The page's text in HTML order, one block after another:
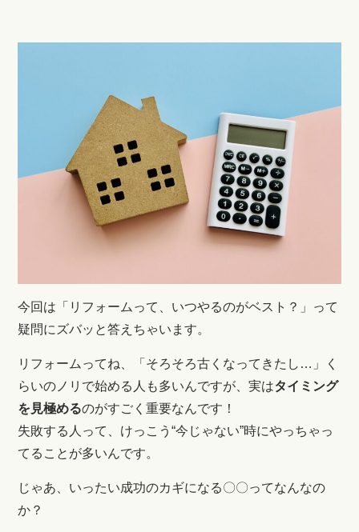
今回は「リフォームって、いつやるのがベスト？」って
疑問にズバッと答えちゃいます。
リフォームってね、「そろそろ古くなってきたし…」く
らいのノリで始める人も多いんですが、実はタイミング
を見極めるのがすごく重要なんです！
失敗する人って、けっこう“今じゃない”時にやっちゃっ
てることが多いんです。
じゃあ、いったい成功のカギになる〇〇ってなんなの
か？